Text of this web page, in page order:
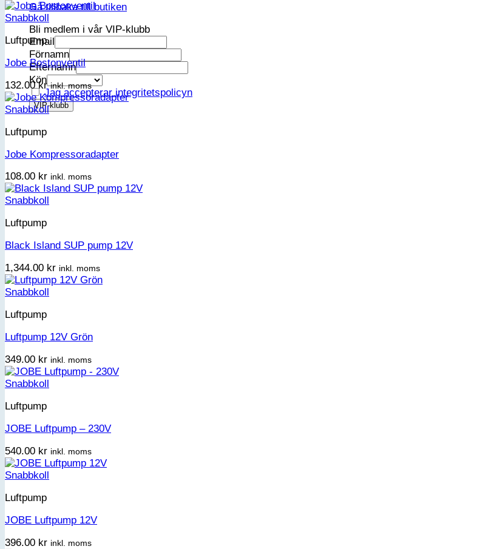
Gå tillbaka till butiken
Bli medlem i vår VIP-klubb
Email
Förnamn
Efternamn
Kön
Jag accepterar integritetspolicyn
Snabbkoll
Luftpump
Jobe Bostonventil
132.00kr inkl. moms
Snabbkoll
Luftpump
Jobe Kompressoradapter
108.00 kr inkl. moms
Snabbkoll
Luftpump
Black Island SUP pump 12V
1,344.00 kr inkl. moms
Snabbkoll
Luftpump
Luftpump 12V Grön
349.00 kr inkl. moms
Snabbkoll
Luftpump
JOBE Luftpump – 230V
540.00 kr inkl. moms
Snabbkoll
Luftpump
JOBE Luftpump 12V
396.00 kr inkl. moms